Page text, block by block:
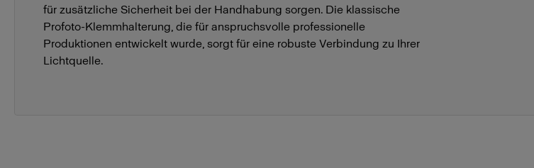
für zusätzliche Sicherheit bei der Handhabung sorgen. Die klassische
Profoto-Klemmhalterung, die für anspruchsvolle professionelle
Produktionen entwickelt wurde, sorgt für eine robuste Verbindung zu Ihrer
Lichtquelle.